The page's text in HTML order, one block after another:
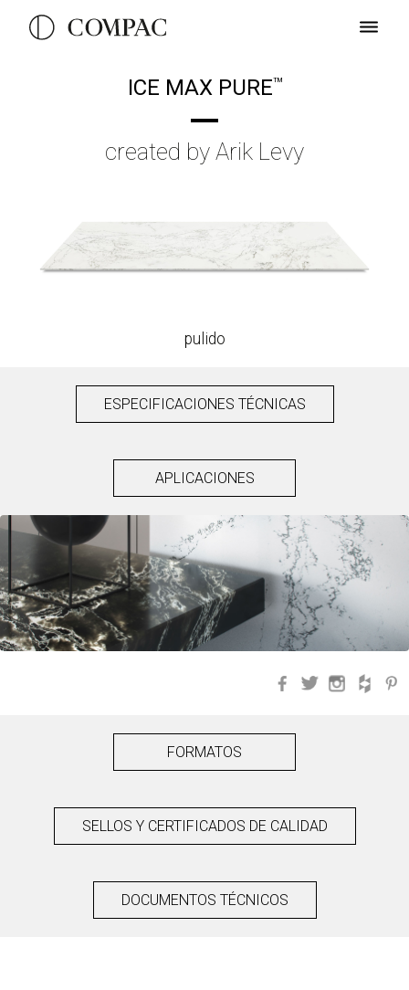
ICE MAX PURETM
created by Arik Levy
pulido
ESPECIFICACIONES TÉCNICAS
APLICACIONES
Facebook
Twitter
FORMATOS
SELLOS Y CERTIFICADOS DE CALIDAD
DOCUMENTOS TÉCNICOS